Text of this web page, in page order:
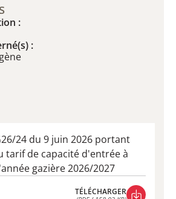
:
:
24 du 9 juin 2026 portant
tarif de capacité d'entrée à
gazière 2026/2027
TÉLÉCHARGER